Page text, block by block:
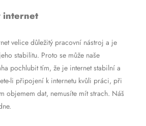
internet
velice důležitý pracovní nástroj a je
stabilitu. Proto se může naše
pochlubit tím, že je internet stabilní a
li připojení k internetu kvůli práci, při
objemem dat, nemusíte mít strach. Náš